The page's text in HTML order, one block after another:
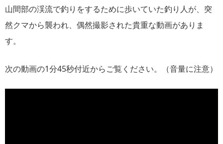
山間部の渓流で釣りをするために歩いていた釣り人が、突
然クマから襲われ、偶然撮影された貴重な動画がありま
す。
次の動画の1分45秒付近からご覧ください。（音量に注意）